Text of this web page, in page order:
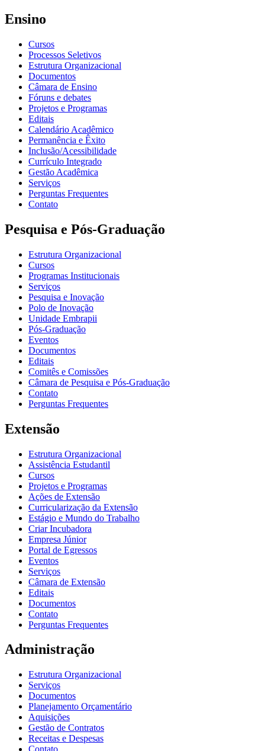
Ensino
Cursos
Processos Seletivos
Estrutura Organizacional
Documentos
Câmara de Ensino
Fóruns e debates
Projetos e Programas
Editais
Calendário Acadêmico
Permanência e Êxito
Inclusão/Acessibilidade
Currículo Integrado
Gestão Acadêmica
Serviços
Perguntas Frequentes
Contato
Pesquisa e Pós-Graduação
Estrutura Organizacional
Cursos
Programas Institucionais
Serviços
Pesquisa e Inovação
Polo de Inovação
Unidade Embrapii
Pós-Graduação
Eventos
Documentos
Editais
Comitês e Comissões
Câmara de Pesquisa e Pós-Graduação
Contato
Perguntas Frequentes
Extensão
Estrutura Organizacional
Assistência Estudantil
Cursos
Projetos e Programas
Ações de Extensão
Curricularização da Extensão
Estágio e Mundo do Trabalho
Criar Incubadora
Empresa Júnior
Portal de Egressos
Eventos
Serviços
Câmara de Extensão
Editais
Documentos
Contato
Perguntas Frequentes
Administração
Estrutura Organizacional
Serviços
Documentos
Planejamento Orçamentário
Aquisições
Gestão de Contratos
Receitas e Despesas